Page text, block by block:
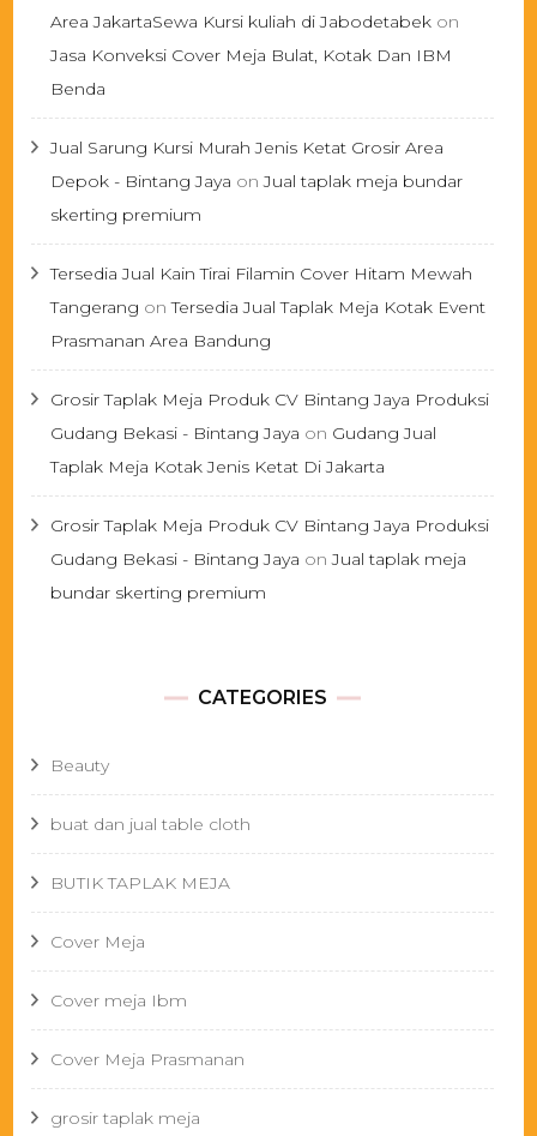
Area JakartaSewa Kursi kuliah di Jabodetabek on
Jasa Konveksi Cover Meja Bulat, Kotak Dan IBM
Benda
Jual Sarung Kursi Murah Jenis Ketat Grosir Area
Depok - Bintang Jaya onJual taplak meja bundar
skerting premium
Tersedia Jual Kain Tirai Filamin Cover Hitam Mewah
Tangerang onTersedia Jual Taplak Meja Kotak Event
Prasmanan Area Bandung
Grosir Taplak Meja Produk CV Bintang Jaya Produksi
Gudang Bekasi - Bintang Jaya on Gudang Jual
Taplak Meja Kotak Jenis Ketat Di Jakarta
Grosir Taplak Meja Produk CV Bintang Jaya Produksi
Gudang Bekasi - Bintang Jaya onJual taplak meja
bundar skerting premium
CATEGORIES
Beauty
buat dan jual table cloth
BUTIK TAPLAK MEJA
Cover Meja
Cover meja Ibm
Cover Meja Prasmanan
grosir taplak meja